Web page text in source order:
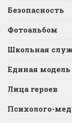
Безопасность
Фотоальбом
Школьная
Единая
Лица героев
Психолого-